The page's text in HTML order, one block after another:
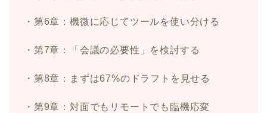
・第6章：機微に応じてツールを使い分ける
・第7章：「会議の必要性」を検討する
・第8章：まずは67%のドラフトを見せる
・第9章：対面でもリモートでも臨機応変